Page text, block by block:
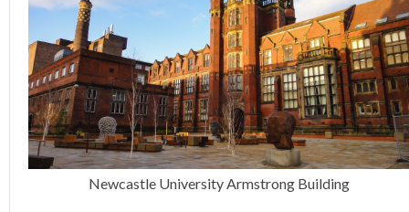
Newcastle University Armstrong Building